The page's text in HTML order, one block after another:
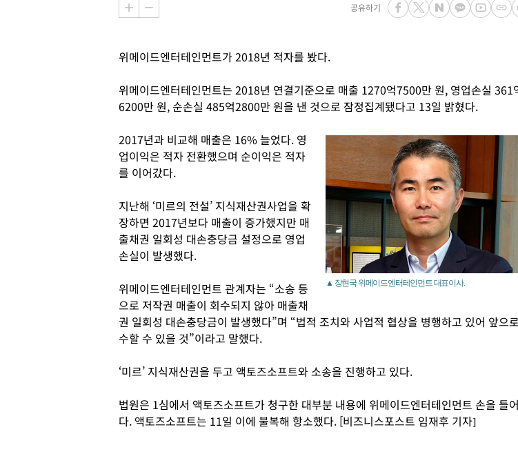
공유하기
위메이드엔터테인먼트가 2018년 적자를 봤다.
위메이드엔터테인먼트는 2018년 연결기준으로 매출 1270억7500만 원, 영업손실 361
6200만 원, 순손실 485억2800만 원을 낸 것으로 잠정집계됐다고 13일 밝혔다.
▲ 장현국 위메이드엔터테인먼트 대표이사.
2017년과 비교해 매출은 16% 늘었다. 영
업이익은 적자 전환했으며 순이익은 적자
를 이어갔다.
지난해 ‘미르의 전설’ 지식재산권사업을 확
장하면 2017년보다 매출이 증가했지만 매
출채권 일회성 대손충당금 설정으로 영업
손실이 발생했다.
위메이드엔터테인먼트 관계자는 “소송 등
으로 저작권 매출이 회수되지 않아 매출채
권 일회성 대손충당금이 발생했다”며 “법적 조치와 사업적 협상을 병행하고 있어 앞으
수할 수 있을 것”이라고 말했다.
‘미르’ 지식재산권을 두고 액토즈소프트와 소송을 진행하고 있다.
법원은 1심에서 액토즈소프트가 청구한 대부분 내용에 위메이드엔터테인먼트 손을 들
다. 액토즈소프트는 11일 이에 불복해 항소했다. [비즈니스포스트 임재후 기자]